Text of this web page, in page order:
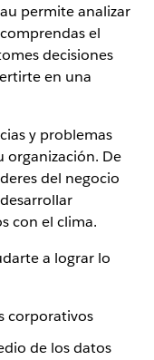
permite analizar
el
decisiones
en una
y problemas
organización. De
del negocio
con el clima.
a lograr lo
corporativos
de los datos